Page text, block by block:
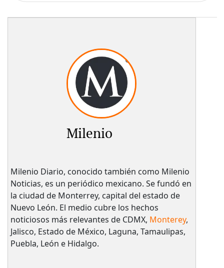
Milenio
Milenio Diario, conocido también como Milenio
Noticias, es un periódico mexicano. Se fundó en
la ciudad de Monterrey, capital del estado de
Nuevo León. El medio cubre los hechos
noticiosos más relevantes de CDMX, Monterey,
Jalisco, Estado de México, Laguna, Tamaulipas,
Puebla, León e Hidalgo.